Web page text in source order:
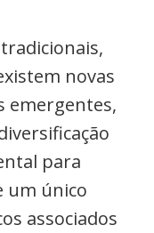
novas
emergentes,
para
um único
associados